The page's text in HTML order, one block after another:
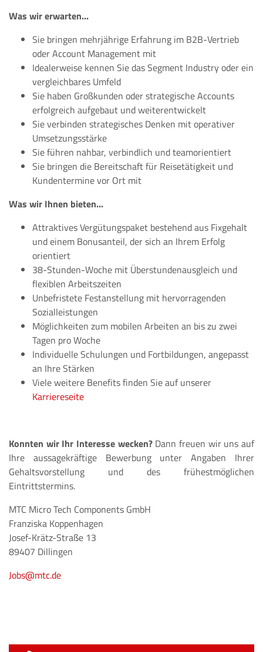
Was wir erwarten...
Sie bringen mehrjährige Erfahrung im B2B-Vertrieb
oder Account Management mit
Idealerweise kennen Sie das Segment Industry oder ein
vergleichbares Umfeld
Sie haben Großkunden oder strategische Accounts
erfolgreich aufgebaut und weiterentwickelt
Sie verbinden strategisches Denken mit operativer
Umsetzungsstärke
Sie führen nahbar, verbindlich und teamorientiert
Sie bringen die Bereitschaft für Reisetätigkeit und
Kundentermine vor Ort mit
Was wir Ihnen bieten...
Attraktives Vergütungspaket bestehend aus Fixgehalt
und einem Bonusanteil, der sich an Ihrem Erfolg
orientiert
38-Stunden-Woche mit Überstundenausgleich und
flexiblen Arbeitszeiten
Unbefristete Festanstellung mit hervorragenden
Sozialleistungen
Möglichkeiten zum mobilen Arbeiten an bis zu zwei
Tagen pro Woche
Individuelle Schulungen und Fortbildungen, angepasst
an Ihre Stärken
Viele weitere Benefits finden Sie auf unserer
Karriereseite
Konnten wir Ihr Interesse wecken?Dann freuen wir uns auf
Ihre aussagekräftige Bewerbung unter Angaben Ihrer
Gehaltsvorstellung und des frühestmöglichen
Eintrittstermins.
MTC Micro Tech Components GmbH
Franziska Koppenhagen
Josef-Krätz-Straße 13
89407 Dillingen
Jobs@mtc.de